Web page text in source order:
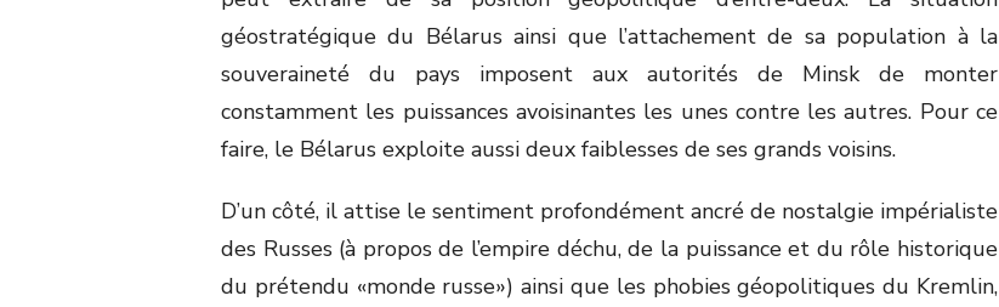
géostratégique du Bélarus ainsi que l’attachement de sa population à la
souveraineté du pays imposent aux autorités de Minsk de monter
constamment les puissances avoisinantes les unes contre les autres. Pour ce
faire, le Bélarus exploite aussi deux faiblesses de ses grands voisins.
D’un côté, il attise le sentiment profondément ancré de nostalgie impérialiste
des Russes (à propos de l’empire déchu, de la puissance et du rôle historique
du prétendu «monde russe») ainsi que les phobies géopolitiques du Kremlin,